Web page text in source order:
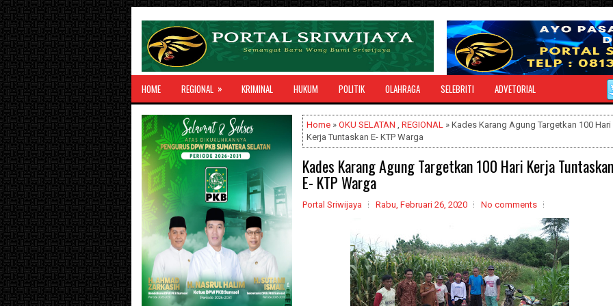
HOME REGIONAL » KRIMINAL HUKUM POLITIK OLAHRAGA SELEBRITI ADVETORIAL
Home » OKU SELATAN , REGIONAL » Kades Karang Agung Targetkan 100 Hari
Kerja Tuntaskan E- KTP Warga
Kades Karang Agung Targetkan 100 Hari Kerja Tuntaskan
E- KTP Warga
Portal Sriwijaya Rabu, Februari 26, 2020 No comments